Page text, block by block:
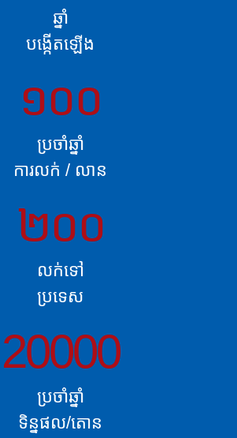
ឆ្នាំ
បង្កើតឡើង
១០០
ប្រចាំឆ្នាំ
ការលក់ / លាន
២០០
លក់ទៅ
ប្រទេស
20000
ប្រចាំឆ្នាំ
ទិន្នផល/តោន